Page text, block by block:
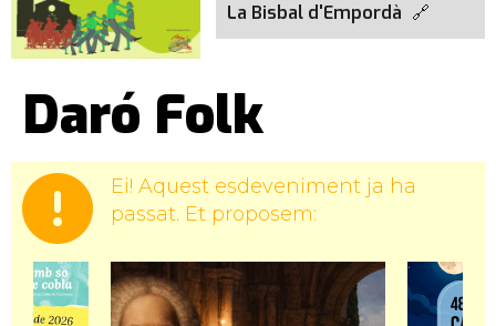
La Bisbal d'Empordà
Daró Folk
Ei! Aquest esdeveniment ja ha
passat. Et proposem: